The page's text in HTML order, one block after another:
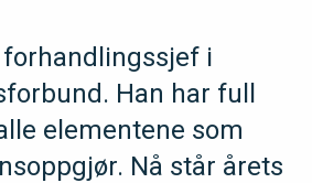
forhandlingssjef i
Han har full
elementene som
Nå står årets